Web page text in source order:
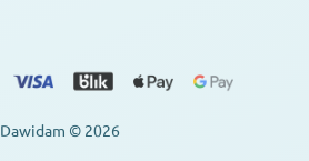
Dawidam © 2026